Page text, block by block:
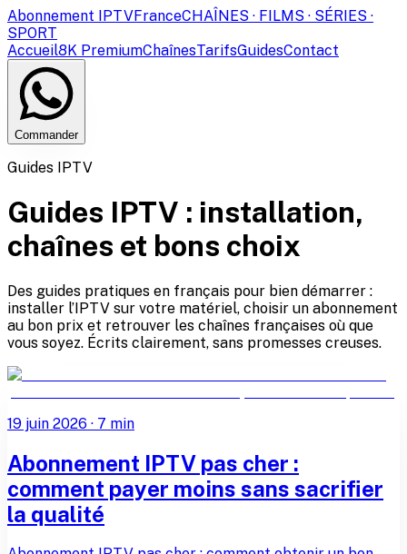
Abonnement IPTVFranceCHAÎNES · FILMS · SÉRIES ·
SPORT
Accueil8K PremiumChaînesTarifsGuidesContact
Commander
Guides IPTV
Guides IPTV : installation,
chaînes et bons choix
Des guides pratiques en français pour bien démarrer :
installer l’IPTV sur votre matériel, choisir un abonnement
au bon prix et retrouver les chaînes françaises où que
vous soyez. Écrits clairement, sans promesses creuses.
19 juin 2026 · 7 min
Abonnement IPTV pas cher :
comment payer moins sans sacrifier
la qualité